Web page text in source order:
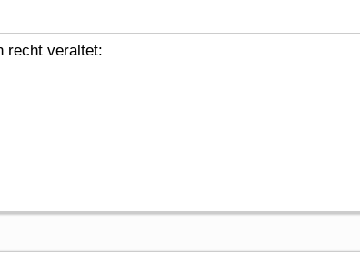
recht veraltet: